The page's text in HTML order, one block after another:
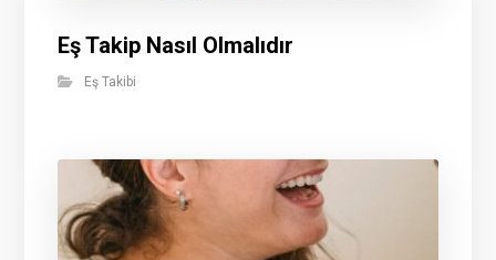
Eş Takip Nasıl Olmalıdır
Eş Takibi